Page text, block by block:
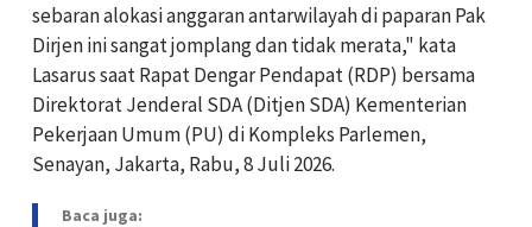
sebaran alokasi anggaran antarwilayah di paparan Pak
Dirjen ini sangat jomplang dan tidak merata," kata
Lasarus saat Rapat Dengar Pendapat (RDP) bersama
Direktorat Jenderal SDA (Ditjen SDA) Kementerian
Pekerjaan Umum (PU) di Kompleks Parlemen,
Senayan, Jakarta, Rabu, 8 Juli 2026.
Baca juga: